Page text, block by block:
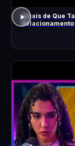
Sinais de Que